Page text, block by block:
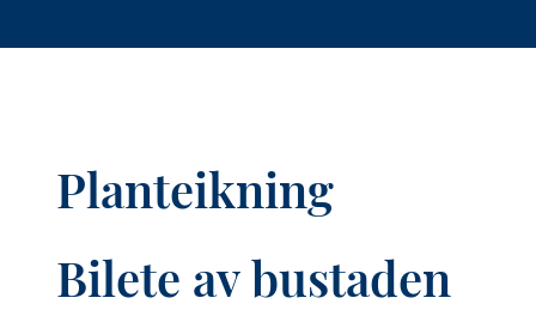
Planteikning
Bilete av bustaden